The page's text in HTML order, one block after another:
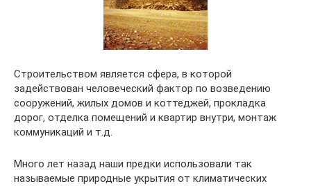
Строительством является сфера, в которой
задействован человеческий фактор по возведению
сооружений, жилых домов и коттеджей, прокладка
дорог, отделка помещений и квартир внутри, монтаж
коммуникаций и т.д.
Много лет назад наши предки использовали так
называемые природные укрытия от климатических